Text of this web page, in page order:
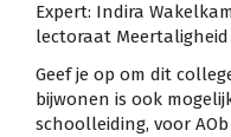
Expert: Indira
lectoraat Meertaligheid
Geef je op om dit
bijwonen is ook
schoolleiding, voor